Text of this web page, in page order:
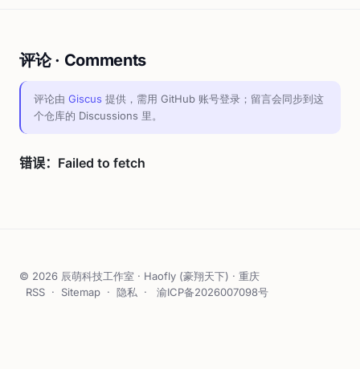
评论 · Comments
评论由 Giscus 提供，需用 GitHub 账号登录；留言会同步到这
个仓库的 Discussions 里。
© 2026 辰萌科技工作室 · Haofly (豪翔天下) · 重庆
RSS · Sitemap · 隐私 · 渝ICP备2026007098号